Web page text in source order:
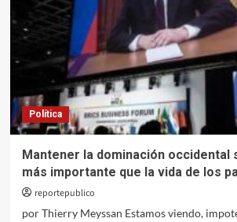
Política
Mantener la dominación occidental
más importante que la vida de los
reportepublico
por Thierry Meyssan Estamos viendo,